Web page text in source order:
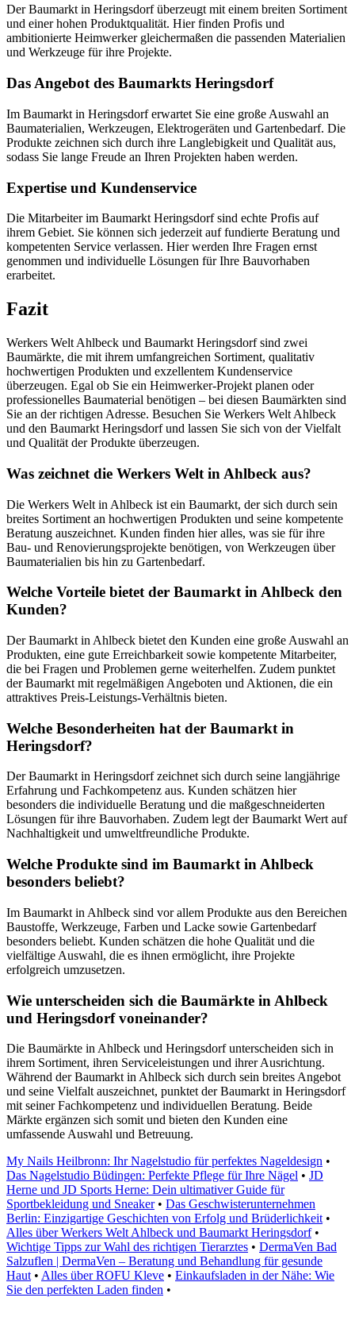
Der Baumarkt in Heringsdorf überzeugt mit einem breiten Sortiment
und einer hohen Produktqualität. Hier finden Profis und
ambitionierte Heimwerker gleichermaßen die passenden Materialien
und Werkzeuge für ihre Projekte.
Das Angebot des Baumarkts Heringsdorf
Im Baumarkt in Heringsdorf erwartet Sie eine große Auswahl an
Baumaterialien, Werkzeugen, Elektrogeräten und Gartenbedarf. Die
Produkte zeichnen sich durch ihre Langlebigkeit und Qualität aus,
sodass Sie lange Freude an Ihren Projekten haben werden.
Expertise und Kundenservice
Die Mitarbeiter im Baumarkt Heringsdorf sind echte Profis auf
ihrem Gebiet. Sie können sich jederzeit auf fundierte Beratung und
kompetenten Service verlassen. Hier werden Ihre Fragen ernst
genommen und individuelle Lösungen für Ihre Bauvorhaben
erarbeitet.
Fazit
Werkers Welt Ahlbeck und Baumarkt Heringsdorf sind zwei
Baumärkte, die mit ihrem umfangreichen Sortiment, qualitativ
hochwertigen Produkten und exzellentem Kundenservice
überzeugen. Egal ob Sie ein Heimwerker-Projekt planen oder
professionelles Baumaterial benötigen – bei diesen Baumärkten sind
Sie an der richtigen Adresse. Besuchen Sie Werkers Welt Ahlbeck
und den Baumarkt Heringsdorf und lassen Sie sich von der Vielfalt
und Qualität der Produkte überzeugen.
Was zeichnet die Werkers Welt in Ahlbeck aus?
Die Werkers Welt in Ahlbeck ist ein Baumarkt, der sich durch sein
breites Sortiment an hochwertigen Produkten und seine kompetente
Beratung auszeichnet. Kunden finden hier alles, was sie für ihre
Bau- und Renovierungsprojekte benötigen, von Werkzeugen über
Baumaterialien bis hin zu Gartenbedarf.
Welche Vorteile bietet der Baumarkt in Ahlbeck den
Kunden?
Der Baumarkt in Ahlbeck bietet den Kunden eine große Auswahl an
Produkten, eine gute Erreichbarkeit sowie kompetente Mitarbeiter,
die bei Fragen und Problemen gerne weiterhelfen. Zudem punktet
der Baumarkt mit regelmäßigen Angeboten und Aktionen, die ein
attraktives Preis-Leistungs-Verhältnis bieten.
Welche Besonderheiten hat der Baumarkt in
Heringsdorf?
Der Baumarkt in Heringsdorf zeichnet sich durch seine langjährige
Erfahrung und Fachkompetenz aus. Kunden schätzen hier
besonders die individuelle Beratung und die maßgeschneiderten
Lösungen für ihre Bauvorhaben. Zudem legt der Baumarkt Wert auf
Nachhaltigkeit und umweltfreundliche Produkte.
Welche Produkte sind im Baumarkt in Ahlbeck
besonders beliebt?
Im Baumarkt in Ahlbeck sind vor allem Produkte aus den Bereichen
Baustoffe, Werkzeuge, Farben und Lacke sowie Gartenbedarf
besonders beliebt. Kunden schätzen die hohe Qualität und die
vielfältige Auswahl, die es ihnen ermöglicht, ihre Projekte
erfolgreich umzusetzen.
Wie unterscheiden sich die Baumärkte in Ahlbeck
und Heringsdorf voneinander?
Die Baumärkte in Ahlbeck und Heringsdorf unterscheiden sich in
ihrem Sortiment, ihren Serviceleistungen und ihrer Ausrichtung.
Während der Baumarkt in Ahlbeck sich durch sein breites Angebot
und seine Vielfalt auszeichnet, punktet der Baumarkt in Heringsdorf
mit seiner Fachkompetenz und individuellen Beratung. Beide
Märkte ergänzen sich somit und bieten den Kunden eine
umfassende Auswahl und Betreuung.
My Nails Heilbronn: Ihr Nagelstudio für perfektes Nageldesign •
Das Nagelstudio Büdingen: Perfekte Pflege für Ihre Nägel • JD
Herne und JD Sports Herne: Dein ultimativer Guide für
Sportbekleidung und Sneaker• Das Geschwisterunternehmen
Berlin: Einzigartige Geschichten von Erfolg und Brüderlichkeit •
Alles über Werkers Welt Ahlbeck und Baumarkt Heringsdorf•
Wichtige Tipps zur Wahl des richtigen Tierarztes • DermaVen Bad
Salzuflen | DermaVen – Beratung und Behandlung für gesunde
Haut • Alles über ROFU Kleve • Einkaufsladen in der Nähe: Wie
Sie den perfekten Laden finden •